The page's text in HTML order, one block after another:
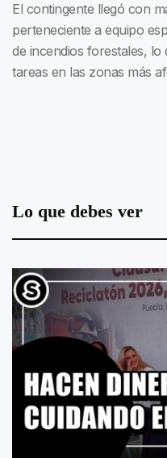
El contingente llegó con
perteneciente a equipo
de incendios forestales,
tareas en las zonas más
Lo que debes ver